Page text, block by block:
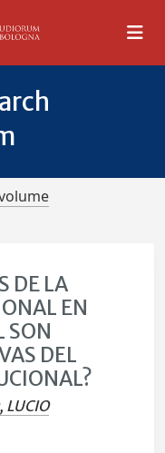
DE LA
EN
SON
DEL
LUCIO